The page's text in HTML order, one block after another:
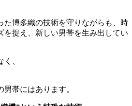
た博多織の技術を守りながらも、時
を捉え、新しい男帯を生み出してい
、
帯にはあります。